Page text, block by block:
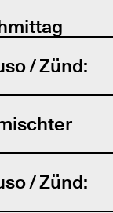
/ Zünd:
/ Zünd: